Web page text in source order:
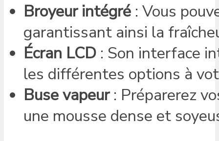
Broyeur intégré : Vous
garantissant ainsi la
Écran LCD : Son interface
les différentes options à
Buse vapeur: Préparerez
une mousse dense et